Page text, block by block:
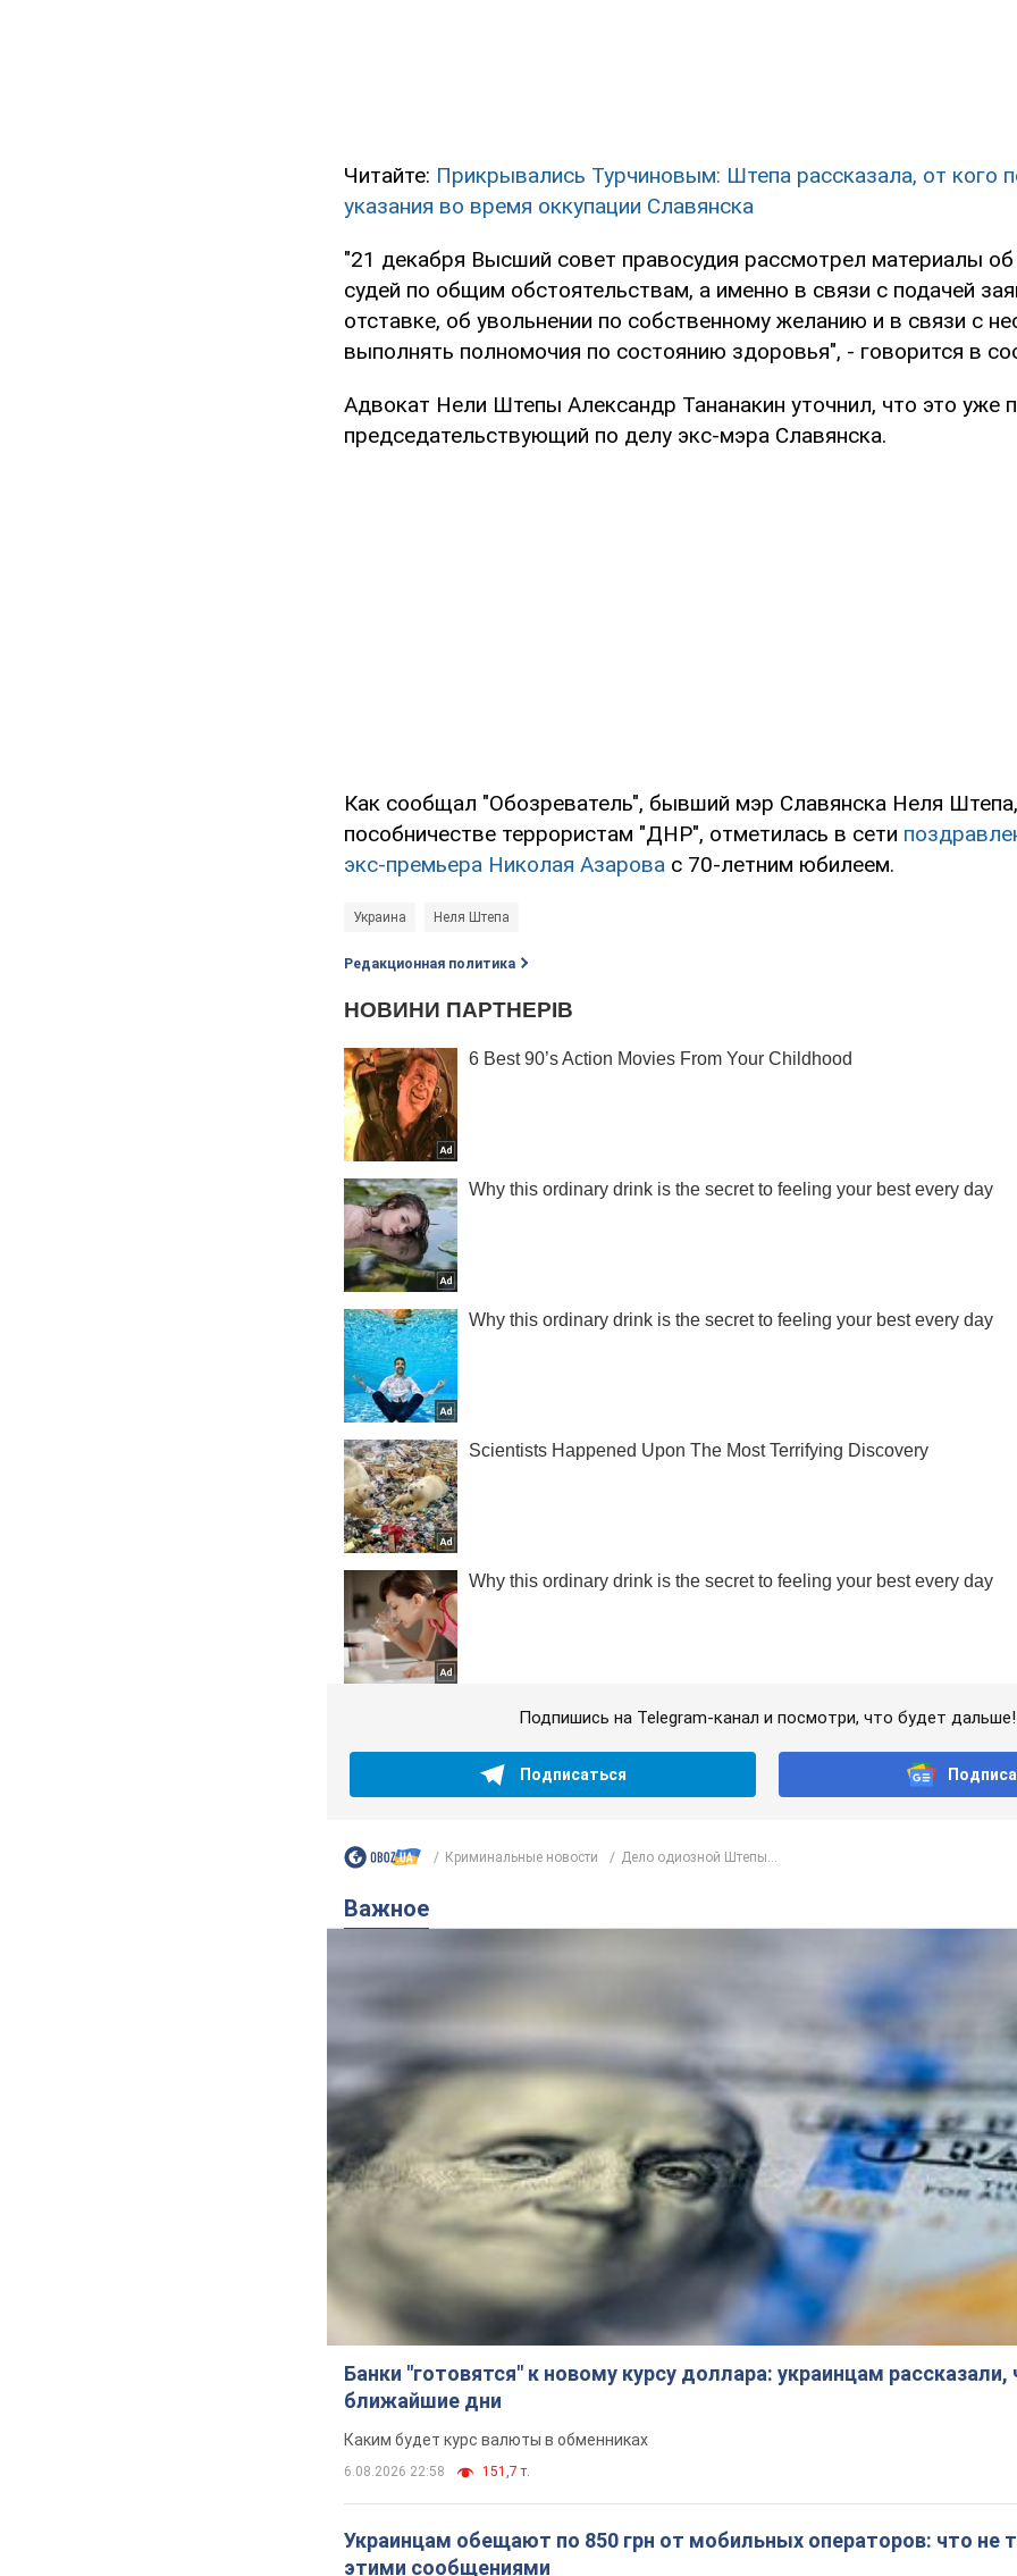
Читайте: Прикрывались Турчиновым: Штепа рассказала, от кого
указания во время оккупации Славянска
"21 декабря Высший совет правосудия рассмотрел материалы об
судей по общим обстоятельствам, а именно в связи с подачей
отставке, об увольнении по собственному желанию и в связи с
выполнять полномочия по состоянию здоровья", - говорится в
Адвокат Нели Штепы Александр Тананакин уточнил, что это уже
председательствующий по делу экс-мэра Славянска.
Как сообщал "Обозреватель", бывший мэр Славянска Неля
пособничестве террористам "ДНР", отметилась в сети
экс-премьера Николая Азарова с 70-летним юбилеем.
Украина Неля Штепа
Редакционная политика
Подпишись на Telegram-канал и посмотри, что будет дальше!
Подписаться
Криминальные новости Дело одиозной Штепы...
Важное
Банки "готовятся" к новому курсу доллара: украинцам
ближайшие дни
Каким будет курс валюты в обменниках
6.08.2026 22:58 151,7 т.
Украинцам обещают по 850 грн от мобильных операторов: что не
этими сообщениями